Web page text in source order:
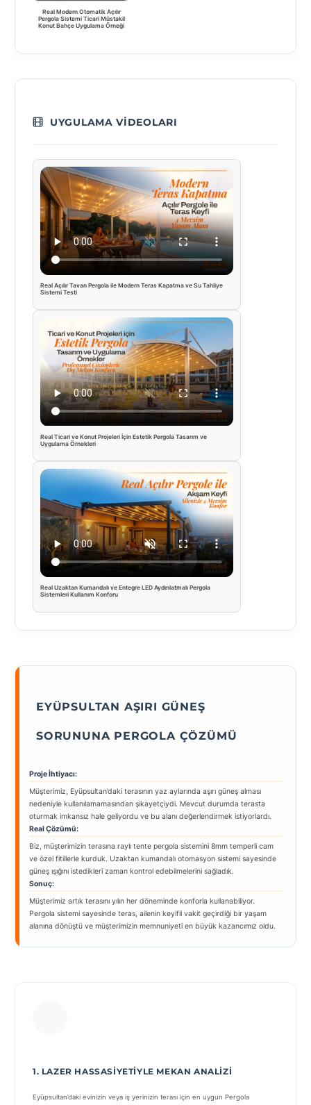
Real Modern Otomatik Açılır
Pergola Sistemi Ticari Müstakil
Konut Bahçe Uygulama Örneği
UYGULAMA VIDEOLARI
Real Açılır Tavan Pergola ile Modern Teras Kapatma ve Su Tahliye
Sistemi Testi
Real Ticari ve Konut Projeleri İçin Estetik Pergola Tasarım ve
Uygulama Örnekleri
Real Uzaktan Kumandalı ve Entegre LED Aydınlatmalı Pergola
Sistemleri Kullanım Konforu
EYÜPSULTAN AŞIRI GÜNEŞ
SORUNUNA PERGOLA ÇÖZÜMÜ
Proje İhtiyacı:
Müşterimiz, Eyüpsultan’daki terasının yaz aylarında aşırı güneş alması
nedeniyle kullanılamamasından şikayetçiydi. Mevcut durumda terasta
oturmak imkansız hale geliyordu ve bu alanı değerlendirmek istiyorlardı.
Real Çözümü:
Biz, müşterimizin terasına raylı tente pergola sistemini 8mm temperli cam
ve özel fitillerle kurduk. Uzaktan kumandalı otomasyon sistemi sayesinde
güneş ışığını istedikleri zaman kontrol edebilmelerini sağladık.
Sonuç:
Müşterimiz artık terasını yılın her döneminde konforla kullanabiliyor.
Pergola sistemi sayesinde teras, ailenin keyifli vakit geçirdiği bir yaşam
alanına dönüştü ve müşterimizin memnuniyeti en büyük kazancımız oldu.
1. LAZER HASSASIYETIYLE MEKAN ANALIZI
Eyüpsultan’daki evinizin veya iş yerinizin terası için en uygun Pergola